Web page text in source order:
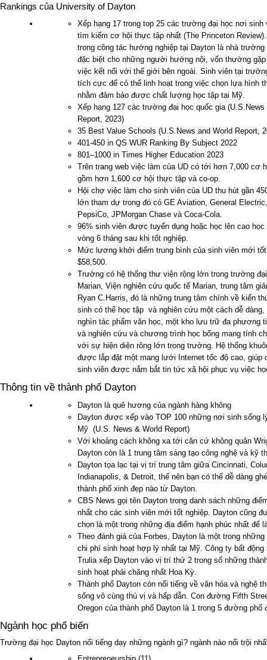
Rankings của University of Dayton
Xếp hạng 17 trong top 25 các trường đại học nơi sinh
tìm kiếm cơ hội thực tập nhất (The Princeton
trong công tác hướng nghiệp tại Dayton là nhà
đặc biệt cho những người hướng nội, vốn thường gặp
việc kết nối với thế giới bên ngoài. Sinh viên tại
tích cực để có thể linh hoạt trong việc chọn lựa hình
nhằm đảm bảo được chất lượng học tập tại Mỹ.
Xếp hạng 127 các trường đại học quốc gia (U.S.News
Report, 2023)
35 Best Value Schools (U.S.News and World Report,
401-450 in QS WUR Ranking By Subject 2022
801–1000 in Times Higher Education 2023
Trên trang web việc làm của UD có tới hơn 7,000 cơ
gồm hơn 1,600 cơ hội thực tập và co-op.
Hội chợ việc làm cho sinh viên của UD thu hút gần
lớn tham dự trong đó có GE Aviation, General
PepsiCo, JPMorgan Chase và Coca-Cola.
96% sinh viên được tuyển dụng hoặc học lên cao học
vòng 6 tháng sau khi tốt nghiệp.
Mức lương khởi điểm trung bình của sinh viên mới
$58,500.
Trường có hệ thống thư viện rộng lớn trong trường
Marian, Viện nghiên cứu quốc tế Marian, trung tâm
Ryan C.Harris, đó là những trung tâm chính về kiến
sinh có thể học tập và nghiên cứu một cách dễ
nghìn tác phẩm văn học, một kho lưu trữ đa phương
và nghiên cứu và chương trình học bổng mang tính
với sự hiện diện rông lớn trong trường. Hệ thống
được lắp đặt một mang lưới Internet tốc độ cao, giúp
sinh viên được nắm bắt tin tức xã hội phục vụ việc
Thông tin về thành phố Dayton
Dayton là quê hương của ngành hàng không
Dayton được xếp vào TOP 100 những nơi sinh sống
Mỹ (U.S. News & World Report)
Với khoảng cách không xa tới căn cứ không quân
Dayton còn là 1 trung tâm sáng tạo công nghệ và kỹ
Dayton tọa lạc tại vị trí trung tâm giữa Cincinnati,
Indianapolis, & Detroit, thế nên bạn có thể dễ dàng
thành phố xinh đẹp nào từ Dayton.
CBS News gọi tên Dayton trong danh sách những
nhất cho các sinh viên mới tốt nghiệp. Dayton cũng
chọn là một trong những địa điểm hạnh phúc nhất để
Theo đánh giá của Forbes, Dayton là một trong những
chi phí sinh hoạt hợp lý nhất tại Mỹ. Công ty bất động
Trulia xếp Dayton vào vị trí thứ 2 trong số những
sinh hoạt phải chăng nhất Hoa Kỳ.
Thành phố Dayton còn nổi tiếng về văn hóa và nghệ
sống vô cùng thú vị và hấp dẫn. Con đường Fifth
Oregon của thành phố Dayton là 1 trong 5 đường phố
Ngành học phổ biến
Trường đại học Dayton nổi tiếng dạy những ngành gì? ngành nào nổi trội